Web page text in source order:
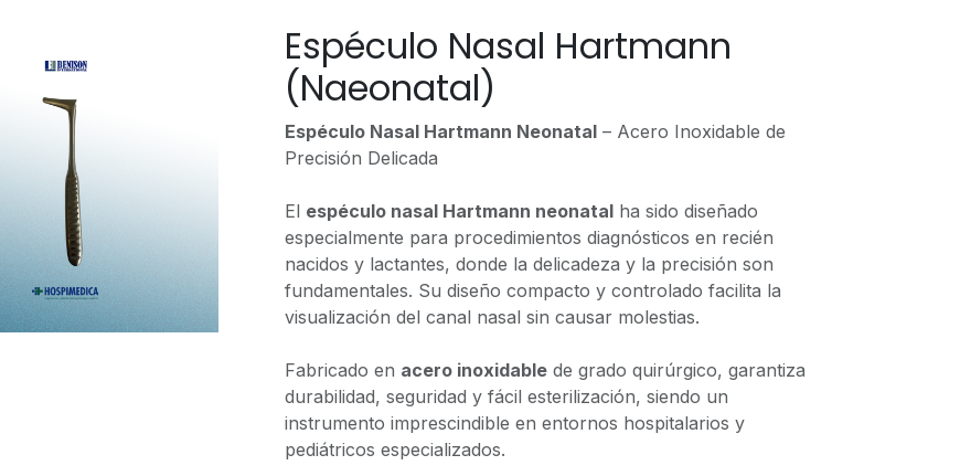
Espéculo Nasal Hartmann
(Naeonatal)
Espéculo Nasal Hartmann Neonatal – Acero Inoxidable de
Precisión Delicada
El espéculo nasal Hartmann neonatal ha sido diseñado
especialmente para procedimientos diagnósticos en recién
nacidos y lactantes, donde la delicadeza y la precisión son
fundamentales. Su diseño compacto y controlado facilita la
visualización del canal nasal sin causar molestias.
Fabricado en acero inoxidable de grado quirúrgico, garantiza
durabilidad, seguridad y fácil esterilización, siendo un
instrumento imprescindible en entornos hospitalarios y
pediátricos especializados.